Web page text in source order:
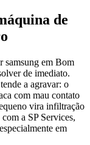
de
samsung em Bom
de imediato.
a agravar: o
com mau contato
vira infiltração
a SP Services,
em